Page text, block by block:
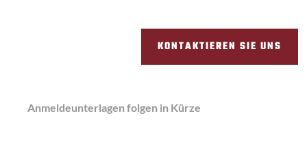
KONTAKTIEREN SIE UNS
Anmeldeunterlagen folgen in Kürze